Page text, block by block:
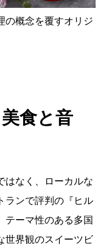
の概念を覆すオリジ
食と音
なく、ローカルな
ランで評判の『ヒル
テーマ性のある多国
世界観のスイーツビ